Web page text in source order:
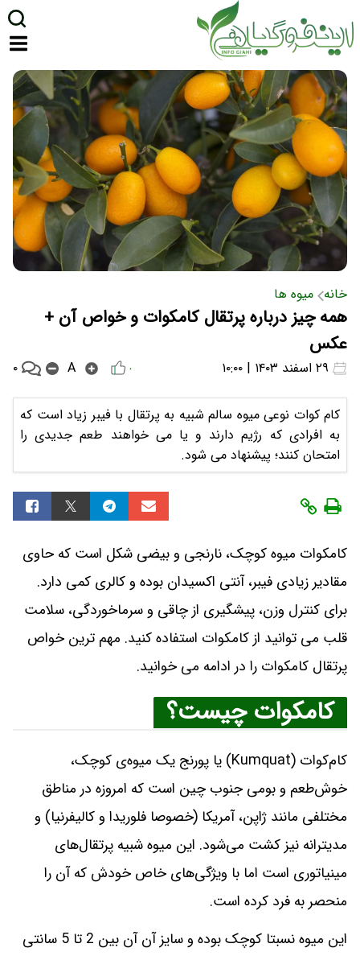
خانه میوه ها
همه چیز درباره پرتقال کامکوات و خواص آن +
عکس
۰ A ۰
کام کوات نوعی میوه سالم شبیه به پرتقال با فیبر زیاد است که
به افرادی که رژیم دارند و یا می خواهند طعم جدیدی را
امتحان کنند؛ پیشنهاد می شود.
کامکوات میوه کوچک، نارنجی و بیضی شکل است که حاوی
مقادیر زیادی فیبر، آنتی اکسیدان بوده و کالری کمی دارد.
برای کنترل وزن، پیشگیری از چاقی و سرماخوردگی، سلامت
قلب می توانید از کامکوات استفاده کنید. مهم ترین خواص
پرتقال کامکوات را در ادامه می خوانید.
کامکوات چیست؟
کام‌کوات (Kumquat) یا پورنج یک میوه‌ی کوچک،
خوش‌طعم و بومی جنوب چین است که امروزه در مناطق
مختلفی مانند ژاپن، آمریکا (خصوصا فلوریدا و کالیفرنیا) و
مدیترانه نیز کشت می‌شود. این میوه شبیه پرتقال‌های
مینیاتوری است اما با ویژگی‌های خاص خودش که آن را
منحصر به فرد کرده است.
این میوه نسبتا کوچک بوده و سایز آن آن بین 2 تا 5 سانتی